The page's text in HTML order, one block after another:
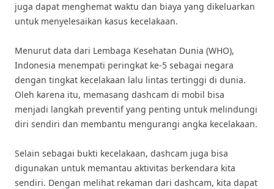
juga dapat menghemat waktu dan biaya yang dikeluarkan
untuk menyelesaikan kasus kecelakaan.
Menurut data dari Lembaga Kesehatan Dunia (WHO),
Indonesia menempati peringkat ke-5 sebagai negara
dengan tingkat kecelakaan lalu lintas tertinggi di dunia.
Oleh karena itu, memasang dashcam di mobil bisa
menjadi langkah preventif yang penting untuk melindungi
diri sendiri dan membantu mengurangi angka kecelakaan.
Selain sebagai bukti kecelakaan, dashcam juga bisa
digunakan untuk memantau aktivitas berkendara kita
sendiri. Dengan melihat rekaman dari dashcam, kita dapat